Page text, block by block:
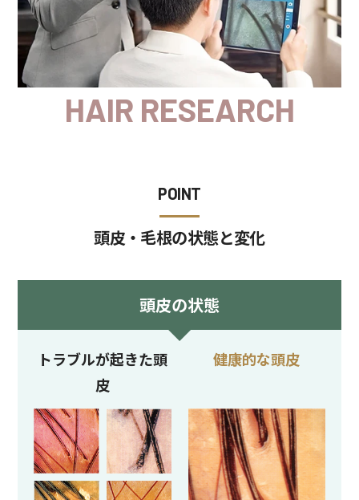
HAIR RESEARCH
POINT
頭皮・毛根の状態と変化
頭皮の状態
トラブルが起きた頭
皮
健康的な頭皮